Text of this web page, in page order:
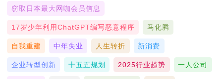
窃取日本最大网咖会员信息
17岁少年利用ChatGPT编写恶意程序 马化腾
自我重建 中年失业 人生转折 新消费
企业转型创新 十五五规划 2025行业趋势 一人公司